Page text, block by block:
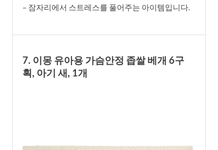
– 잠자리에서 스트레스를 풀어주는 아이템입니다.
7. 이몽 유아용 가슴안정 좁쌀 베개 6구
획, 아기 새, 1개